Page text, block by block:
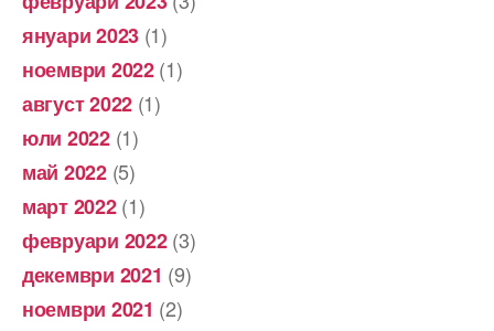
януари 2023 (1)
ноември 2022(1)
август 2022 (1)
юли 2022(1)
май 2022(5)
март 2022(1)
февруари 2022(3)
декември 2021 (9)
ноември 2021 (2)